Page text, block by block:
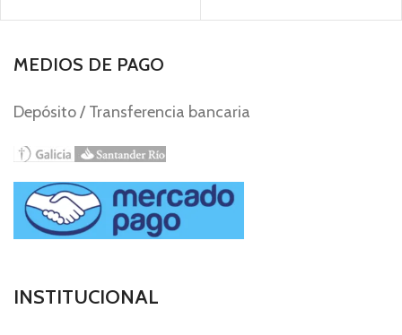
MEDIOS DE PAGO
Depósito / Transferencia bancaria
INSTITUCIONAL